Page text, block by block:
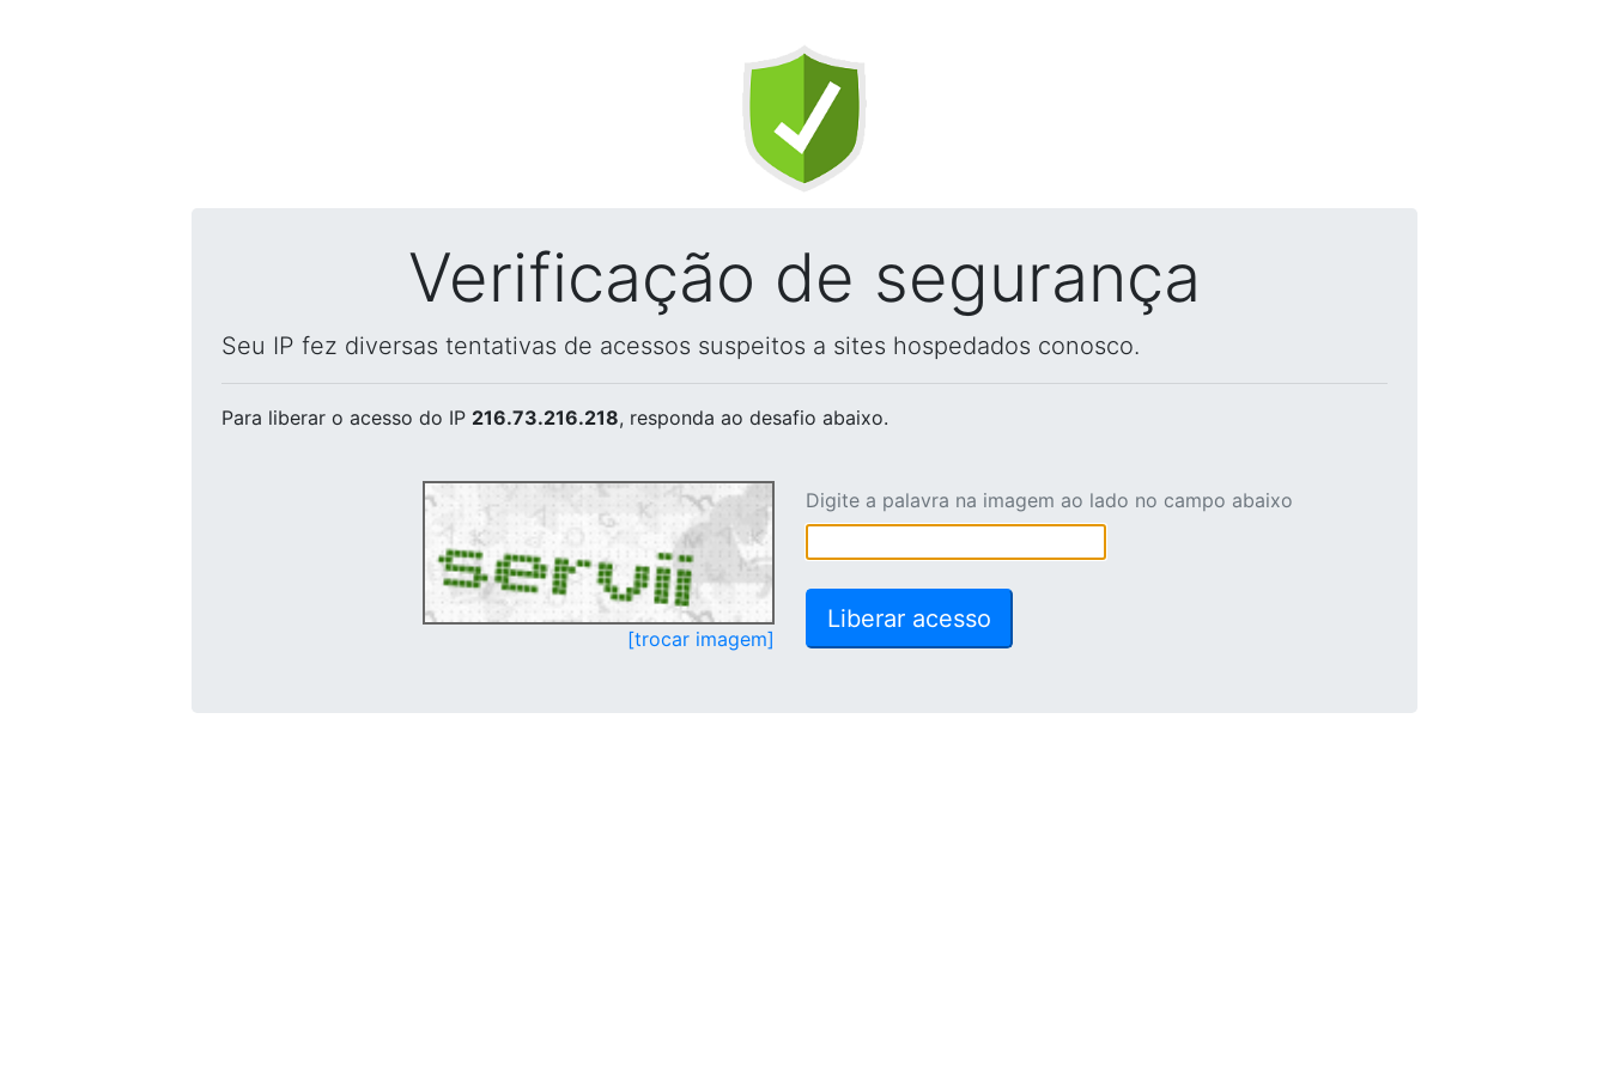
Verificação de segurança
Seu IP fez diversas tentativas de acessos suspeitos a sites hospedados conosco.
Para liberar o acesso do IP 216.73.216.218, responda ao desafio abaixo.
[trocar imagem]
Digite a palavra na imagem ao lado no campo abaixo